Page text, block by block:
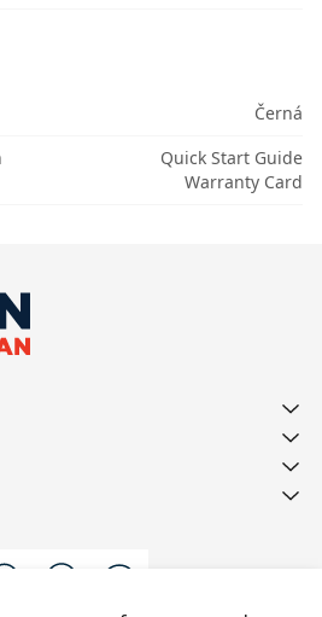
Černá
Quick Start Guide
Warranty Card